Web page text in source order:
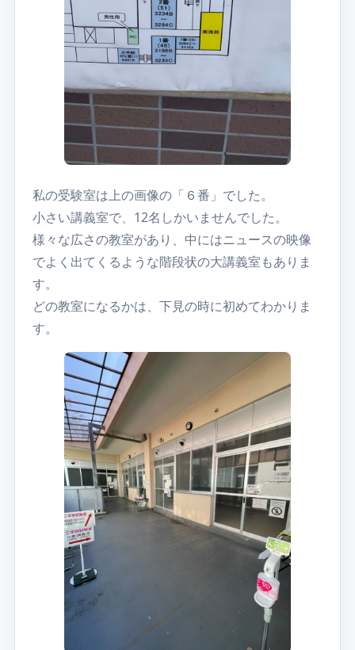
私の受験室は上の画像の「６番」でした。
小さい講義室で、12名しかいませんでした。
様々な広さの教室があり、中にはニュースの映像
でよく出てくるような階段状の大講義室もありま
す。
どの教室になるかは、下見の時に初めてわかりま
す。